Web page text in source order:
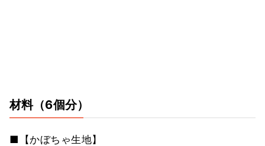
材料（6個分）
■【かぼちゃ生地】